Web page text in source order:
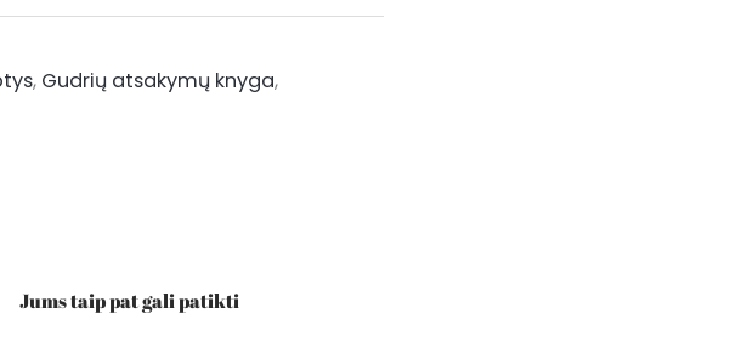
, Gudrių atsakymų knyga,
Jums taip pat gali patikti